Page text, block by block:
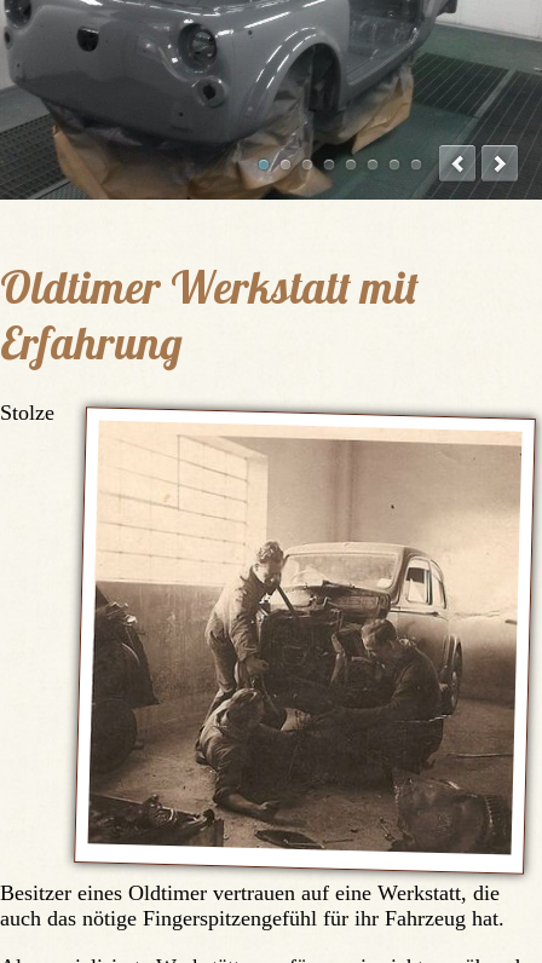
Oldtimer Werkstatt mit
Erfahrung
Stolze
Besitzer eines Oldtimer vertrauen auf eine Werkstatt, die
auch das nötige Fingerspitzengefühl für ihr Fahrzeug hat.